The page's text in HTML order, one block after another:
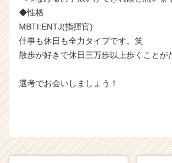
◆性格
MBTI:ENTJ(指揮官)
仕事も休日も全力タイプです。笑
散歩が好きで休日三万歩以上歩くことが
選考でお会いしましょう！